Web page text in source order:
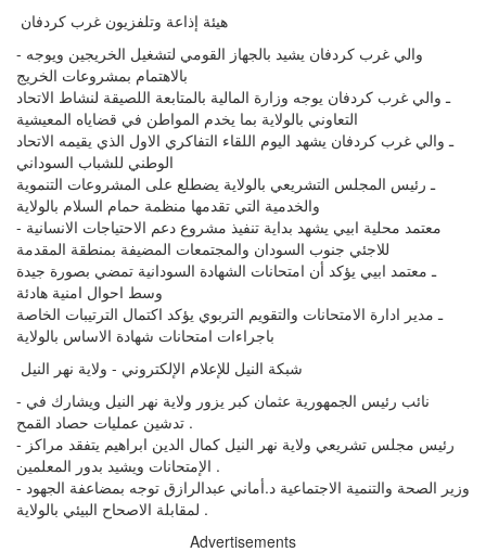
هيئة إذاعة وتلفزيون غرب كردفان
- والي غرب كردفان يشيد بالجهاز القومي لتشغيل الخريجين ويوجه
ـ والي غرب كردفان يوجه وزارة المالية بالمتابعة اللصيقة لنشاط الاتحاد
التعاوني بالولاية بما يخدم المواطن في قضاياه المعيشية
ـ والي غرب كردفان يشهد اليوم اللقاء التفاكري الاول الذي يقيمه الاتحاد
ـ رئيس المجلس التشريعي بالولاية يضطلع على المشروعات التنموية
- معتمد محلية ابيي يشهد بداية تنفيذ مشروع دعم الاحتياجات الانسانية
للاجئي جنوب السودان والمجتمعات المضيفة بمنطقة المقدمة
ـ معتمد ابيي يؤكد أن امتحانات الشهادة السودانية تمضي بصورة جيدة
ـ مدير ادارة الامتحانات والتقويم التربوي يؤكد اكتمال الترتيبات الخاصة
باجراءات امتحانات شهادة الاساس بالولاية
شبكة النيل للإعلام الإلكتروني - ولاية نهر النيل
- نائب رئيس الجمهورية عثمان كبر يزور ولاية نهر النيل ويشارك في
تدشين عمليات حصاد القمح .
- رئيس مجلس تشريعي ولاية نهر النيل كمال الدين ابراهيم يتفقد مراكز
الإمتحانات ويشيد بدور المعلمين .
- وزير الصحة والتنمية الاجتماعية د.أماني عبدالرازق توجه بمضاعفة الجهود
لمقابلة الاصحاح البيئي بالولاية .
Advertisements